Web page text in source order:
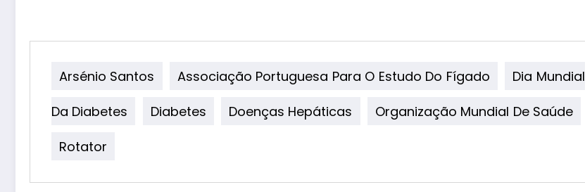
Arsénio Santos Associação Portuguesa Para O Estudo Do Fígado
Dia Mundial
Da Diabetes
Diabetes Doenças Hepáticas
Organização Mundial De Saúde
Rotator